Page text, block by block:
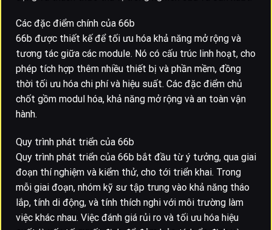
Các đặc điểm chính của 66b
66b được thiết kế để tối ưu hóa khả năng mở rộng và
tương tác giữa các module. Nó có cấu trúc linh hoạt, cho
phép tích hợp thêm nhiều thiết bị và phần mềm, đồng
thời tối ưu hóa chi phí và hiệu suất. Các đặc điểm chủ
chốt gồm modul hóa, khả năng mở rộng và an toàn vận
hành.
Quy trình phát triển của 66b
Quy trình phát triển của 66b bắt đầu từ ý tưởng, qua giai
đoạn thí nghiệm và kiểm thử, cho tới triển khai. Trong
mỗi giai đoạn, nhóm kỹ sư tập trung vào khả năng tháo
lắp, tính di động, và tính thích nghi với môi trường làm
việc khác nhau. Việc đánh giá rủi ro và tối ưu hóa hiệu